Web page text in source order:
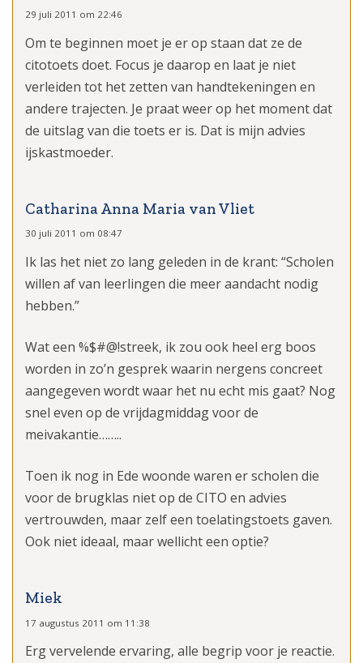
29 juli 2011 om 22:46
Om te beginnen moet je er op staan dat ze de
citotoets doet. Focus je daarop en laat je niet
verleiden tot het zetten van handtekeningen en
andere trajecten. Je praat weer op het moment dat
de uitslag van die toets er is. Dat is mijn advies
ijskastmoeder.
Catharina Anna Maria van Vliet
30 juli 2011 om 08:47
Ik las het niet zo lang geleden in de krant: “Scholen
willen af van leerlingen die meer aandacht nodig
hebben.”
Wat een %$#@!streek, ik zou ook heel erg boos
worden in zo’n gesprek waarin nergens concreet
aangegeven wordt waar het nu echt mis gaat? Nog
snel even op de vrijdagmiddag voor de
meivakantie……..
Toen ik nog in Ede woonde waren er scholen die
voor de brugklas niet op de CITO en advies
vertrouwden, maar zelf een toelatingstoets gaven.
Ook niet ideaal, maar wellicht een optie?
Miek
17 augustus 2011 om 11:38
Erg vervelende ervaring, alle begrip voor je reactie.